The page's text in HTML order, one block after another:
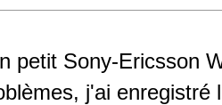
petit Sony-Ericsson
j'ai enregistré